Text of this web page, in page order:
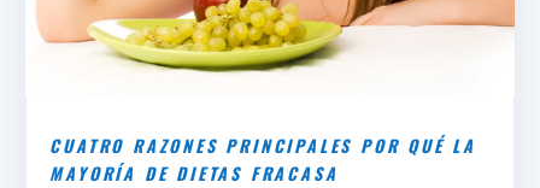
CUATRO RAZONES PRINCIPALES POR QUÉ LA
MAYORÍA DE DIETAS FRACASA